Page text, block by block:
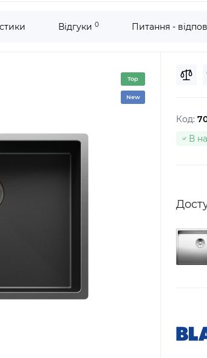
Відгуки 0 Питання -
Top
New
Код:
В